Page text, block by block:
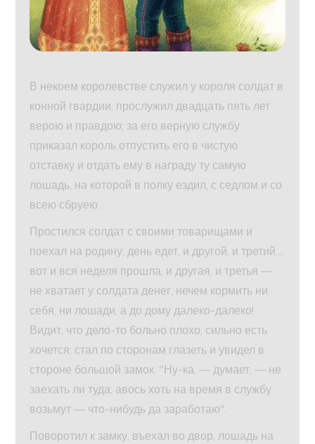
В некоем королевстве служил у короля солдат в
конной гвардии, прослужил двадцать пять лет
верою и правдою; за его верную службу
приказал король отпустить его в чистую
отставку и отдать ему в награду ту самую
лошадь, на которой в полку ездил, с седлом и со
всею сбруею.
Простился солдат с своими товарищами и
поехал на родину; день едет, и другой, и третий…
вот и вся неделя прошла, и другая, и третья —
не хватает у солдата денег, нечем кормить ни
себя, ни лошади, а до дому далеко-далеко!
Видит, что дело-то больно плохо, сильно есть
хочется; стал по сторонам глазеть и увидел в
стороне большой замок. "Ну-ка, — думает, — не
заехать ли туда; авось хоть на время в службу
возьмут — что-нибудь да заработаю".
Поворотил к замку, въехал во двор, лошадь на